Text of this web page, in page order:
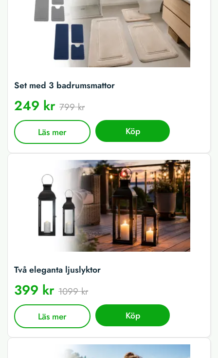
Set med 3 badrumsmattor
249 kr 799 kr
Läs mer Köp
Två eleganta ljuslyktor
399 kr 1099 kr
Läs mer Köp